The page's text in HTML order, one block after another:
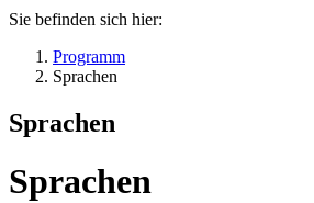
Sie befinden sich hier:
Programm
Sprachen
Sprachen
Sprachen